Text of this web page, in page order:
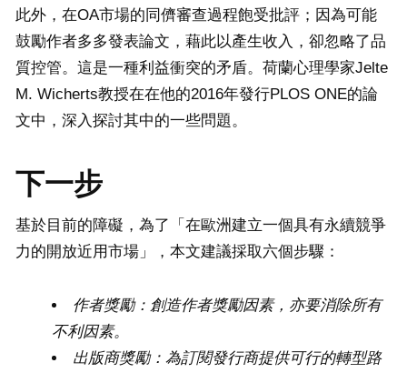
此外，在OA市場的同儕審查過程飽受批評；因為可能
鼓勵作者多多發表論文，藉此以產生收入，卻忽略了品
質控管。這是一種利益衝突的矛盾。荷蘭心理學家Jelte
M. Wicherts教授在在他的2016年發行PLOS ONE的論
文中，深入探討其中的一些問題。
下一步
基於目前的障礙，為了「在歐洲建立一個具有永續競爭
力的開放近用市場」，本文建議採取六個步驟：
作者獎勵：創造作者獎勵因素，亦要消除所有
不利因素。
出版商獎勵：為訂閱發行商提供可行的轉型路